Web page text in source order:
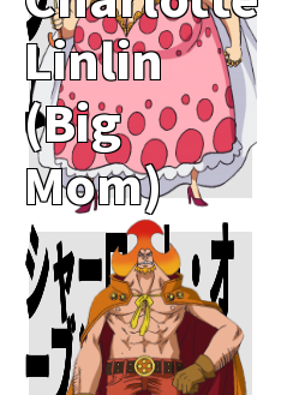
ム）
Linlin
(Big
Mom)
シャーロット・オ
ーブン
Add To Cart